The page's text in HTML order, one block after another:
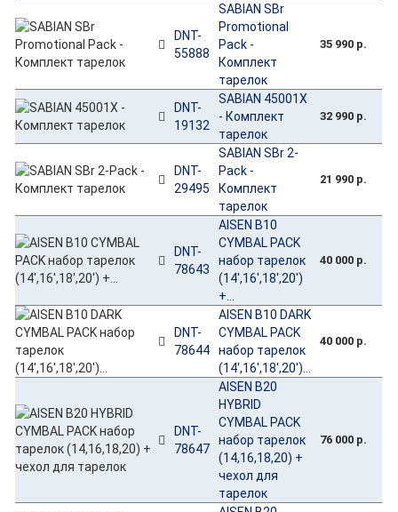
DNT-
55888
SABIAN SBr
Promotional
Pack -
Комплект
тарелок
35 990 р.
DNT-
19132
SABIAN 45001X
- Комплект
тарелок
32 990 р.
DNT-
29495
SABIAN SBr 2-
Pack -
Комплект
тарелок
21 990 р.
DNT-
78643
AISEN B10
CYMBAL PACK
набор тарелок
(14',16',18',20')
+...
40 000 р.
DNT-
78644
AISEN B10 DARK
CYMBAL PACK
набор тарелок
(14',16',18',20')...
40 000 р.
DNT-
78647
AISEN B20
HYBRID
CYMBAL PACK
набор тарелок
(14,16,18,20) +
чехол для
тарелок
76 000 р.